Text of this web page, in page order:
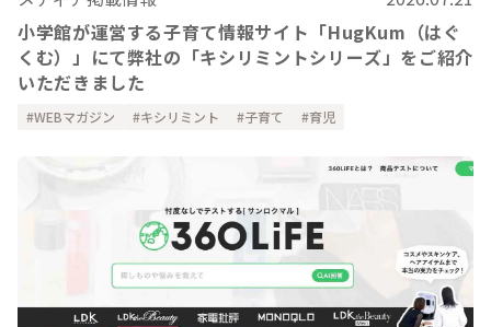
小学館が運営する子育て情報サイト「HugKum（はぐ
くむ）」にて弊社の「キシリミントシリーズ」をご紹介
いただきました
WEBマガジン キシリミント 子育て 育児